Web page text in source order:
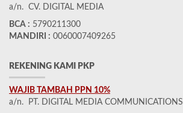
a/n. CV. DIGITAL MEDIA
BCA : 5790211300
MANDIRI : 0060007409265
REKENING KAMI PKP
WAJIB TAMBAH PPN 10%
a/n. PT. DIGITAL MEDIA COMMUNICATIONS